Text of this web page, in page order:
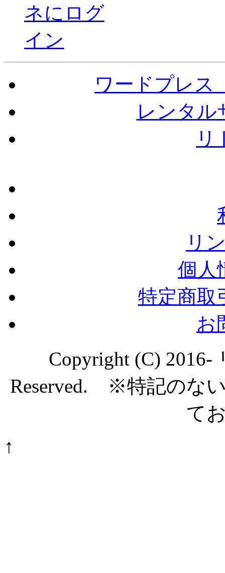
ワードプレス
レンタル
リ
リ
個人
特定商取
お
Copyright (C)
Reserved. ※特記のな
て
↑